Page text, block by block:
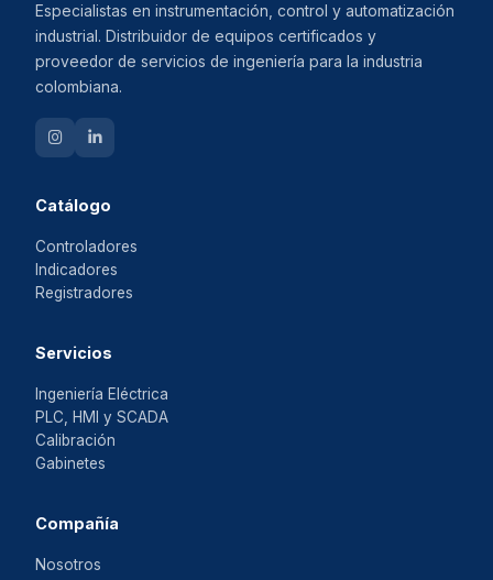
Especialistas en instrumentación, control y automatización
industrial. Distribuidor de equipos certificados y
proveedor de servicios de ingeniería para la industria
colombiana.
Catálogo
Controladores
Indicadores
Registradores
Servicios
Ingeniería Eléctrica
PLC, HMI y SCADA
Calibración
Gabinetes
Compañía
Nosotros